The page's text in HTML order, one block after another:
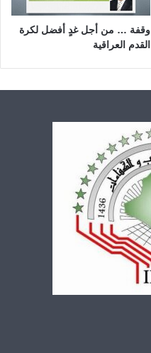
وقفة … من أجل غدٍ أفضل لكرة
القدم العراقية